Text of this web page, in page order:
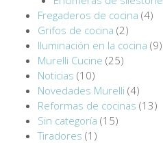
Fregaderos de cocina (4)
Grifos de cocina (2)
Iluminación en la cocina (9)
Murelli Cucine (25)
Noticias (10)
Novedades Murelli (4)
Reformas de cocinas (13)
Sin categoría (15)
Tiradores (1)